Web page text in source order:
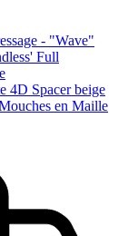
- "Wave"
Full
4D Spacer beige
en Maille